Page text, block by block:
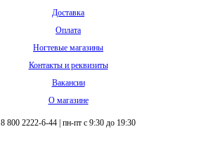
Доставка
Оплата
Ногтевые магазины
Контакты и реквизиты
Вакансии
О магазине
8 800 2222-6-44 пн-пт с 9:30 до 19:30